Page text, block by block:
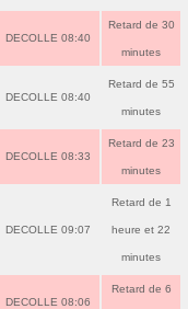
DECOLLE 08:40
Retard de 30
minutes
DECOLLE 08:40
Retard de 55
minutes
DECOLLE 08:33
Retard de 23
minutes
DECOLLE 09:07
Retard de 1
heure et 22
minutes
DECOLLE 08:06
Retard de 6